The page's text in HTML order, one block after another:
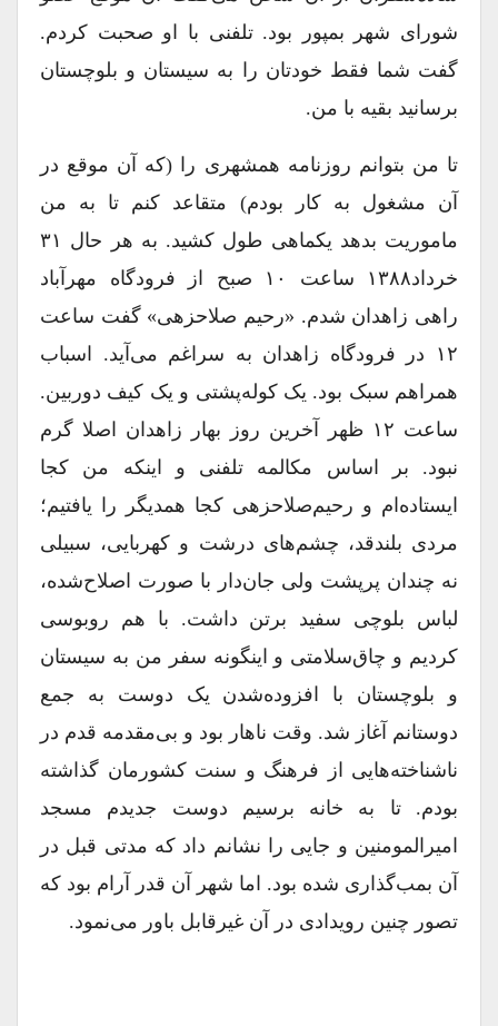
شورای شهر بمپور بود. تلفنی با او صحبت کردم.
گفت شما فقط خودتان را به سیستان و بلوچستان
برسانید بقیه با من.
تا من بتوانم روزنامه همشهری را (که آن موقع در
آن مشغول به کار بودم) متقاعد کنم تا به من
ماموریت بدهد یکماهی طول کشید. به هر حال ۳۱
خرداد۱۳۸۸ ساعت ۱۰ صبح از فرودگاه مهرآباد
راهی زاهدان شدم. «رحیم صلاحزهی» گفت ساعت
۱۲ در فرودگاه زاهدان به سراغم می‌آید. اسباب
همراهم سبک بود. یک کوله‌پشتی و یک کیف دوربین.
ساعت ۱۲ ظهر آخرین روز بهار زاهدان اصلا گرم
نبود. بر اساس مکالمه تلفنی و اینکه من کجا
ایستاده‌ام و رحیم‌صلاحزهی کجا همدیگر را یافتیم؛
مردی بلند‌قد، چشم‌های درشت و کهربایی، سبیلی
نه چندان پرپشت ولی جان‌دار با صورت اصلاح‌شده،
لباس بلوچی سفید برتن داشت. با هم روبوسی
کردیم و چاق‌سلامتی و اینگونه سفر من به سیستان
و بلوچستان با افزوده‌شدن یک دوست به جمع
دوستانم آغاز شد. وقت ناهار بود و بی‌مقدمه قدم در
ناشناخته‌هایی از فرهنگ و سنت کشورمان گذاشته
بودم. تا به خانه برسیم دوست جدیدم مسجد
امیرالمومنین و جایی را نشانم داد که مدتی قبل در
آن بمب‌گذاری شده بود. اما شهر آن قدر آرام بود که
تصور چنین رویدادی در آن غیرقابل باور می‌نمود.